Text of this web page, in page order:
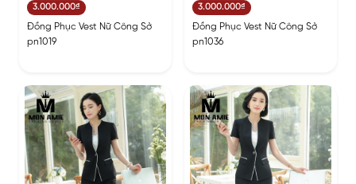
3.000.000₫
Đồng Phục Vest Nữ Công Sở
pn1019
3.000.000₫
Đồng Phục Vest Nữ Công Sở
pn1036